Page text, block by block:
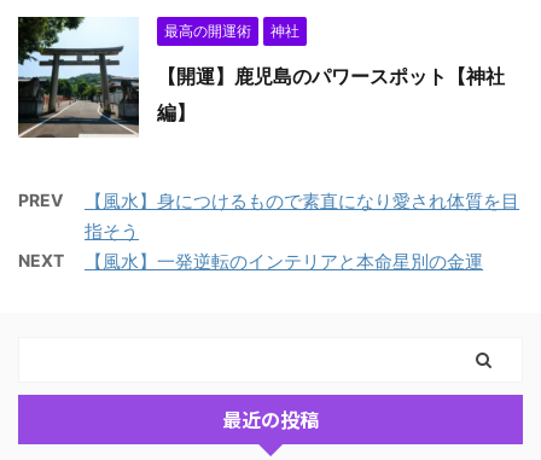
最高の開運術 神社
【開運】鹿児島のパワースポット【神社
編】
PREV
【風水】身につけるもので素直になり愛され体質を目
指そう
NEXT 【風水】一発逆転のインテリアと本命星別の金運
最近の投稿